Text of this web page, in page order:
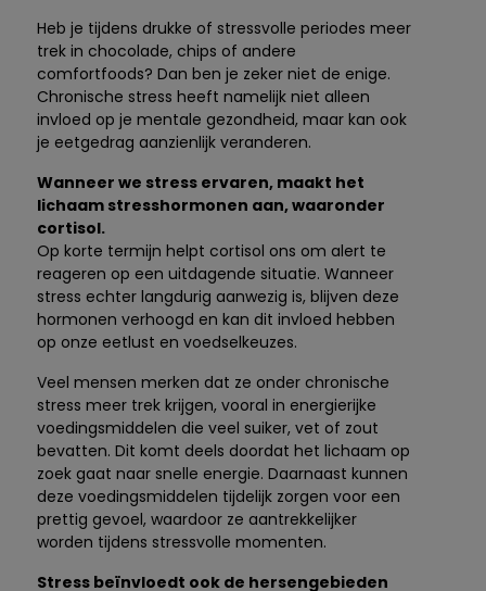
Heb je tijdens drukke of stressvolle periodes meer
trek in chocolade, chips of andere
comfortfoods? Dan ben je zeker niet de enige.
Chronische stress heeft namelijk niet alleen
invloed op je mentale gezondheid, maar kan ook
je eetgedrag aanzienlijk veranderen.
Wanneer we stress ervaren, maakt het
lichaam stresshormonen aan, waaronder
cortisol.
Op korte termijn helpt cortisol ons om alert te
reageren op een uitdagende situatie. Wanneer
stress echter langdurig aanwezig is, blijven deze
hormonen verhoogd en kan dit invloed hebben
op onze eetlust en voedselkeuzes.
Veel mensen merken dat ze onder chronische
stress meer trek krijgen, vooral in energierijke
voedingsmiddelen die veel suiker, vet of zout
bevatten. Dit komt deels doordat het lichaam op
zoek gaat naar snelle energie. Daarnaast kunnen
deze voedingsmiddelen tijdelijk zorgen voor een
prettig gevoel, waardoor ze aantrekkelijker
worden tijdens stressvolle momenten.
Stress beïnvloedt ook de hersengebieden